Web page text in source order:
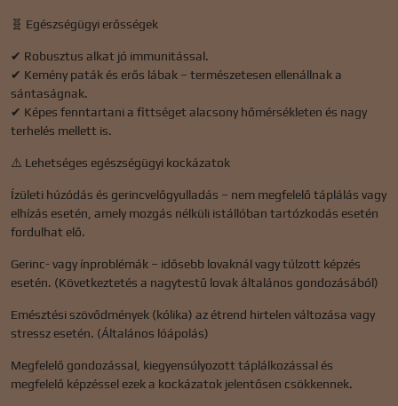
🧬 Egészségügyi erősségek
✔ Robusztus alkat jó immunitással.
✔ Kemény paták és erős lábak – természetesen ellenállnak a
sántaságnak.
✔ Képes fenntartani a fittséget alacsony hőmérsékleten és nagy
terhelés mellett is.
⚠️ Lehetséges egészségügyi kockázatok
Ízületi húzódás és gerincvelőgyulladás – nem megfelelő táplálás vagy
elhízás esetén, amely mozgás nélküli istállóban tartózkodás esetén
fordulhat elő.
Gerinc- vagy ínproblémák – idősebb lovaknál vagy túlzott képzés
esetén. (Következtetés a nagytestű lovak általános gondozásából)
Emésztési szövődmények (kólika) az étrend hirtelen változása vagy
stressz esetén. (Általános lóápolás)
Megfelelő gondozással, kiegyensúlyozott táplálkozással és
megfelelő képzéssel ezek a kockázatok jelentősen csökkennek.